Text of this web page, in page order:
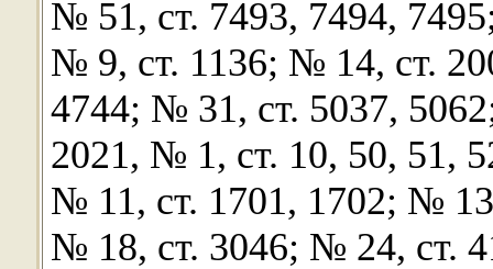
№ 51, ст. 7493, 7494,
№ 9, ст. 1136; № 14, ст.
4744; № 31, ст. 5037,
2021, № 1, ст. 10, 50, 51,
№ 11, ст. 1701, 1702; №
№ 18, ст. 3046; № 24, ст.